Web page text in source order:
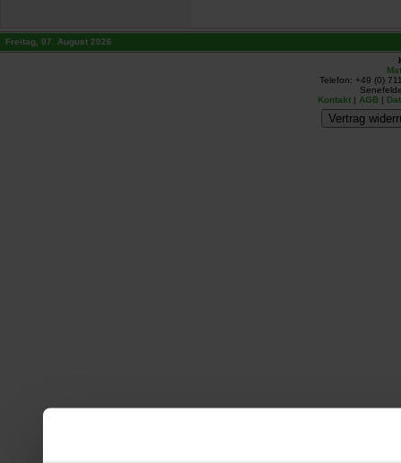
Freitag, 07. August 2026
Telefon: +49 (0)
Kontakt | AGB |
Vertrag